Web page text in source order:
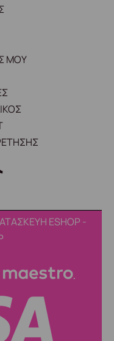
ΜΟΥ
ESHOP -